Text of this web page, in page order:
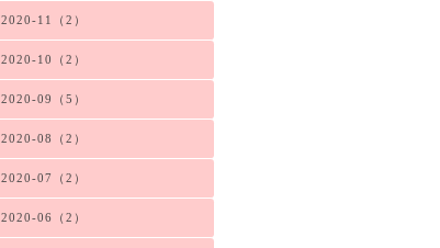
2020-11（2）
2020-10（2）
2020-09（5）
2020-08（2）
2020-07（2）
2020-06（2）